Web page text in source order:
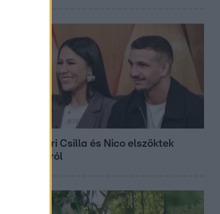
Megyeri Csilla és Nico elszöktek
otthonról